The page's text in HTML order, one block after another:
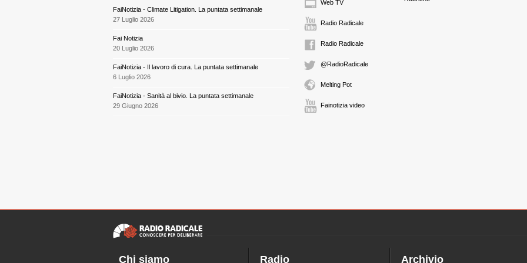
FaiNotizia - Climate Litigation. La puntata settimanale
27 Luglio 2026
Fai Notizia
20 Luglio 2026
FaiNotizia - Il lavoro di cura. La puntata settimanale
6 Luglio 2026
FaiNotizia - Sanità al bivio. La puntata settimanale
29 Giugno 2026
Web TV
Radio Radicale
Radio Radicale
@RadioRadicale
Melting Pot
Fainotizia video
Chi siamo Radio Archivio